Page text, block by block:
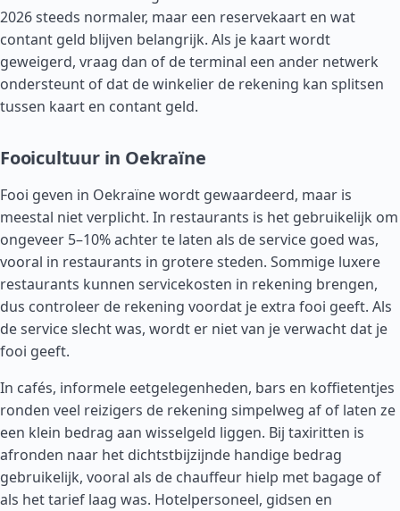
2026 steeds normaler, maar een reservekaart en wat
contant geld blijven belangrijk. Als je kaart wordt
geweigerd, vraag dan of de terminal een ander netwerk
ondersteunt of dat de winkelier de rekening kan splitsen
tussen kaart en contant geld.
Fooicultuur in Oekraïne
Fooi geven in Oekraïne wordt gewaardeerd, maar is
meestal niet verplicht. In restaurants is het gebruikelijk om
ongeveer 5–10% achter te laten als de service goed was,
vooral in restaurants in grotere steden. Sommige luxere
restaurants kunnen servicekosten in rekening brengen,
dus controleer de rekening voordat je extra fooi geeft. Als
de service slecht was, wordt er niet van je verwacht dat je
fooi geeft.
In cafés, informele eetgelegenheden, bars en koffietentjes
ronden veel reizigers de rekening simpelweg af of laten ze
een klein bedrag aan wisselgeld liggen. Bij taxiritten is
afronden naar het dichtstbijzijnde handige bedrag
gebruikelijk, vooral als de chauffeur hielp met bagage of
als het tarief laag was. Hotelpersoneel, gidsen en